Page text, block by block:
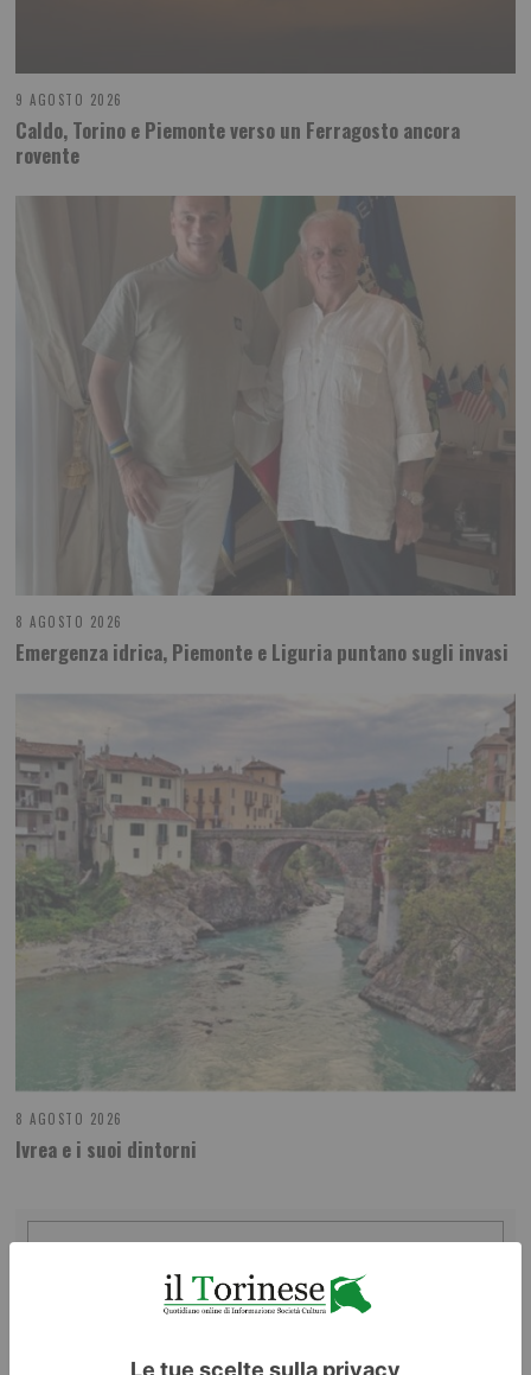
9 AGOSTO 2026
Caldo, Torino e Piemonte verso un Ferragosto ancora
rovente
8 AGOSTO 2026
Emergenza idrica, Piemonte e Liguria puntano sugli invasi
8 AGOSTO 2026
Ivrea e i suoi dintorni